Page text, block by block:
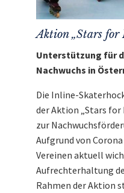
Aktion „Stars for
Unterstützung für
Nachwuchs in
Die Inline-
der Aktion „Stars for
zur
Aufgrund von
Vereinen aktuell
Aufrechterhaltung
Rahmen der Aktion